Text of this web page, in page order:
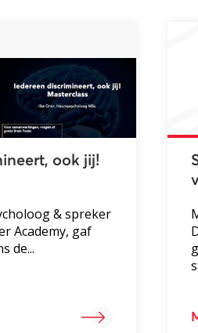
ook jij!
& spreker
Academy, gaf
de...